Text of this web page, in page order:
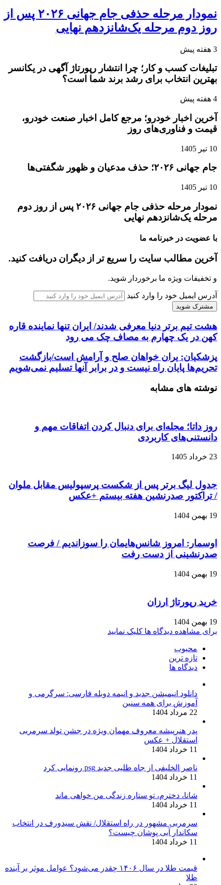
نمودار مرحله حذفی جام جهانی ۲۰۲۶ پس از
روز دوم مرحله یک‌شانزدهم نهایی
3 هفته پیش
تبلیغات کسب و کار؛ چرا انتشار رپورتاژ آگهی در یکانسر
بهترین انتخاب برای رشد برند شما است؟
4 هفته پیش
آخرین اخبار خودرو؛ مرجع کامل اخبار صنعت خودرو،
قیمت و فناوری‌های روز
10 تیر 1405
جام جهانی ۲۰۲۶؛ حذف مدعیان و ظهور شگفتی‌ها
10 تیر 1405
نمودار مرحله حذفی جام جهانی ۲۰۲۶ پس از روز دوم
مرحله یک‌شانزدهم نهایی
با عضویت در خبرنامه ما
آخرین مطالب سایت را سریع تر از دیگران دریافت کنید.
و تخفیفات ویژه ما برخوردار شوید.
آدرس ایمیل خود را وارد کنید
هشت تیم برتر دنیا معرفی شدند/ ایران تنها نماینده قاره
کهن در یک چهارم به مصاف چک می رود
پزشکیان: یران خواهان صلح و آرامش است/بازگشت
تحریم‌ها پایان راه نیست و در برابر آنها تسلیم نمی‌شویم
نوشته های مشابه
روز داتا؛ مجله‌ای برای دنبال کردن اتفاقات مهم و
دانستنی‌های کاربردی
23 خرداد 1405
جدول لیگ برتر پس از شکست پرسپولیس مقابل ملوان
/ تراکتور صدرنشین هفته بیستم +عکس
19 بهمن 1404
اوسمار: امروز شانس‌هایمان را سوزاندیم / فرصت
صدرنشینی از دست رفت
19 بهمن 1404
خرید رپورتاژ ارزان
19 بهمن 1404
برای مشاهده دیدگاه ها کلیک نمایید
محبوب
تازه ترین
دیدگاه ها
دانلود انیمیشن جدید و انیمه دوبله فارسی: سرگرمی و
آموزش برای همه سنین
22 مرداد 1404
پدر هنرپیشه معروف مهمان ویژه در جشن تولد سرمربی
استقلال + عکس
11 خرداد 1404
ناصر الخلیفی از جاه طلبی جدید psg رونمایی کرد
11 خرداد 1404
شانا، دخترم، تو ستاره زندگی من خواهی ماند
11 خرداد 1404
سرمربی مشهور در راه استقلال/ نقش سیدورف در انتخاب
سکاندار آبی پوشان چیست؟
11 خرداد 1404
قیمت طلا در سال ۱۴۰۶ چقدر می‌شود؟ عوامل موثر بر آینده
طلا